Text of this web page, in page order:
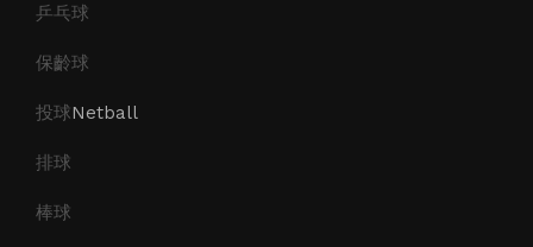
乒乓球
保齡球
投球Netball
排球
棒球